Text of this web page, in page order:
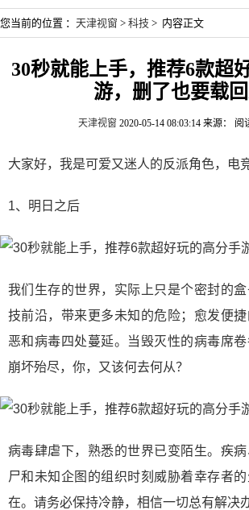
您当前的位置 ： 天津视窗 > 科技 > 内容正文
30秒就能上手，推荐6款超
游，删了也要载
天津视窗 2020-05-14 08:03:14 来源： 阅
大家好，我是可爱又迷人的反派角色，电
1、明日之后
我们生存的世界，实际上只是个密封的
技前沿，带来更多未知的危险；愈发便
恶和病毒四处蔓延。当毁灭性的病毒席
崩坏殆尽，你，又该何去何从？
病毒肆虐下，熟悉的世界已变陌生。疾
尸和未知企图的组织时刻威胁着幸存者
在。请务必保持冷静，相信一切总有解决